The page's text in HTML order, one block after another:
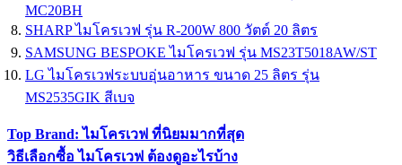
MC20BH
SHARP ไมโครเวฟ รุ่น R-200W 800 วัตต์ 20 ลิตร
SAMSUNG BESPOKE ไมโครเวฟ รุ่น MS23T5018AW/ST
LG ไมโครเวฟระบบอุ่นอาหาร ขนาด 25 ลิตร รุ่น
MS2535GIK สีเบจ
Top Brand: ไมโครเวฟ ที่นิยมมากที่สุด
วิธีเลือกซื้อ ไมโครเวฟ ต้องดูอะไรบ้าง